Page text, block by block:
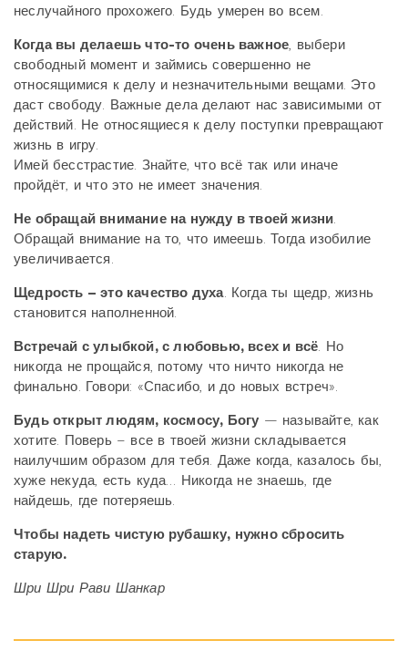
неслучайного прохожего. Будь умерен во всем.
Когда вы делаешь что-то очень важное, выбери
свободный момент и займись совершенно не
относящимися к делу и незначительными вещами. Это
даст свободу. Важные дела делают нас зависимыми от
действий. Не относящиеся к делу поступки превращают
жизнь в игру.
Имей бесстрастие. Знайте, что всё так или иначе
пройдёт, и что это не имеет значения.
Не обращай внимание на нужду в твоей жизни.
Обращай внимание на то, что имеешь. Тогда изобилие
увеличивается.
Щедрость – это качество духа. Когда ты щедр, жизнь
становится наполненной.
Встречай с улыбкой, с любовью, всех и всё. Но
никогда не прощайся, потому что ничто никогда не
финально. Говори: «Спасибо, и до новых встреч».
Будь открыт людям, космосу, Богу — называйте, как
хотите. Поверь – все в твоей жизни складывается
наилучшим образом для тебя. Даже когда, казалось бы,
хуже некуда, есть куда… Никогда не знаешь, где
найдешь, где потеряешь.
Чтобы надеть чистую рубашку, нужно сбросить
старую.
Шри Шри Рави Шанкар